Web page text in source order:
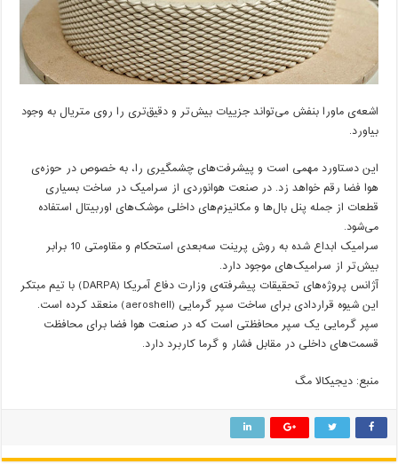
اشعه‌ی ماورا بنفش می‌تواند جزییات بیش‌تر و دقیق‌تری را روی متریال به وجود
بیاورد.
این دستاورد مهمی است و پیشرفت‌های چشمگیری را، به خصوص در حوزه‌ی
هوا فضا رقم خواهد زد. در صنعت هوانوردی از سرامیک در ساخت بسیاری
قطعات از جمله پنل بال‌ها و مکانیزم‌های داخلی موشک‌های اوربیتال استفاده
می‌شود.
سرامیک ابداع شده به روش پرینت سه‌بعدی استحکام و مقاومتی 10 برابر
بیش‌تر از سرامیک‌های موجود دارد.
آژانس پروژه‌های تحقیقات پیشرفته‌ی وزارت دفاع آمریکا (DARPA) با تیم مبتکر
این شیوه قراردادی برای ساخت سپر گرمایی (aeroshell) منعقد کرده است.
سپر گرمایی یک سپر محافظتی است که در صنعت هوا فضا برای محافظت
قسمت‌های داخلی در مقابل فشار و گرما کاربرد دارد.
منبع: دیجیکالا مگ